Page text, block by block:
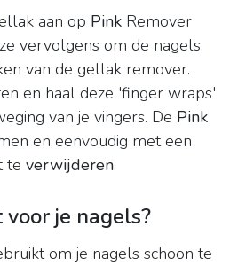
aan op Pink Remover
vervolgens om de nagels.
van de gellak remover.
en haal deze 'finger wraps'
van je vingers. De Pink
en eenvoudig met een
te verwijderen.
je nagels?
om je nagels schoon te